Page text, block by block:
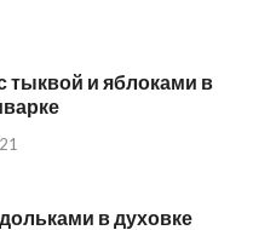
тыквой и яблоками в
в духовке